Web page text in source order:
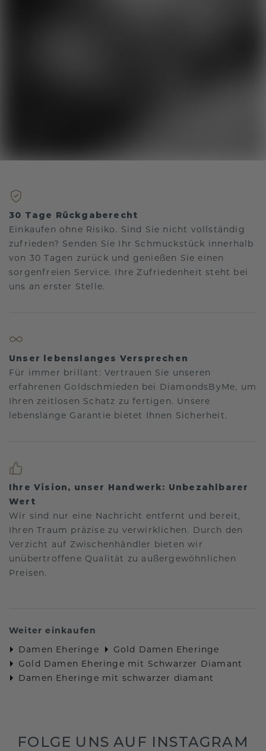
30 Tage Rückgaberecht
Einkaufen ohne Risiko. Sind Sie nicht vollständig
zufrieden? Senden Sie Ihr Schmuckstück innerhalb
von 30 Tagen zurück und genießen Sie einen
sorgenfreien Service. Ihre Zufriedenheit steht bei
uns an erster Stelle.
Unser lebenslanges Versprechen
Für immer brillant: Vertrauen Sie unseren
erfahrenen Goldschmieden bei DiamondsByMe, um
Ihren zeitlosen Schatz zu fertigen. Unsere
lebenslange Garantie bietet Ihnen Sicherheit.
Ihre Vision, unser Handwerk: Unbezahlbarer
Wert
Wir sind nur eine Nachricht entfernt und bereit,
Ihren Traum präzise zu verwirklichen. Durch den
Verzicht auf Zwischenhändler bieten wir
unübertroffene Qualität zu außergewöhnlichen
Preisen.
Weiter einkaufen
Damen Eheringe
Gold Damen Eheringe
Gold Damen Eheringe mit Schwarzer Diamant
Damen Eheringe mit schwarzer diamant
FOLGE UNS AUF INSTAGRAM